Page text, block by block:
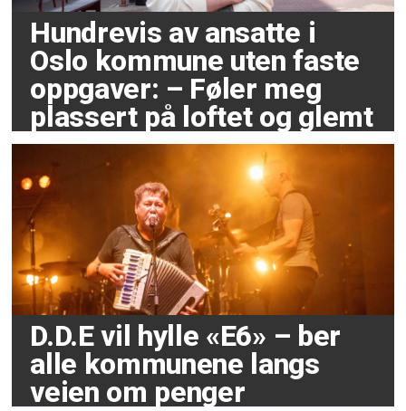
Hundrevis av ansatte i
Oslo kommune uten faste
oppgaver: – Føler meg
plassert på loftet og glemt
D.D.E vil hylle «E6» – ber
alle kommunene langs
veien om penger